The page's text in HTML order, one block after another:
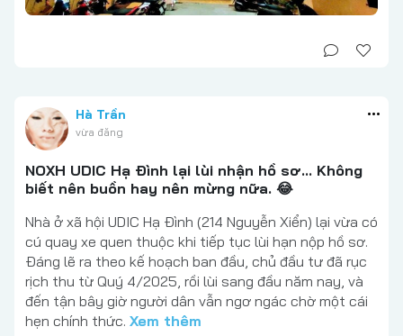
Hà Trần
vừa đăng
NOXH UDIC Hạ Đình lại lùi nhận hồ sơ... Không
biết nên buồn hay nên mừng nữa. 😂
Nhà ở xã hội UDIC Hạ Đình (214 Nguyễn Xiển) lại vừa có
cú quay xe quen thuộc khi tiếp tục lùi hạn nộp hồ sơ.
Đáng lẽ ra theo kế hoạch ban đầu, chủ đầu tư đã rục
rịch thu từ Quý 4/2025, rồi lùi sang đầu năm nay, và
đến tận bây giờ người dân vẫn ngơ ngác chờ một cái
hẹn chính thức. Xem thêm